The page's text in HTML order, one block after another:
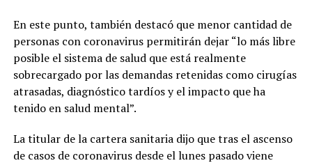
En este punto, también destacó que menor cantidad de
personas con coronavirus permitirán dejar “lo más libre
posible el sistema de salud que está realmente
sobrecargado por las demandas retenidas como cirugías
atrasadas, diagnóstico tardíos y el impacto que ha
tenido en salud mental”.
La titular de la cartera sanitaria dijo que tras el ascenso
de casos de coronavirus desde el lunes pasado viene